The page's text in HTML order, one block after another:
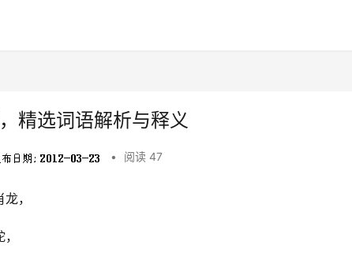
精选词语解析与释义
• 阅读 47
，